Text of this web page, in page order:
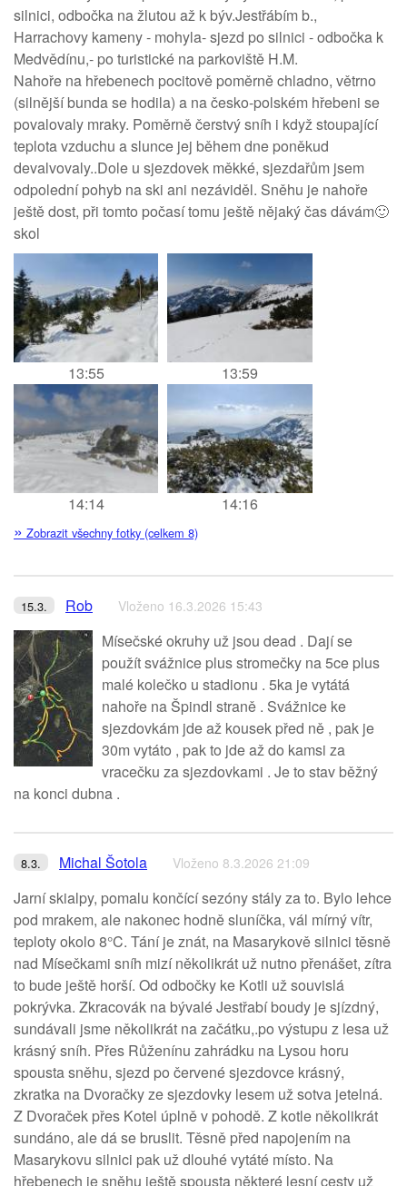
silnici, odbočka na žlutou až k býv.Jestřábím b.,
Harrachovy kameny - mohyla- sjezd po silnici - odbočka k
Medvědínu,- po turistické na parkoviště H.M.
Nahoře na hřebenech pocitově poměrně chladno, větrno
(silnější bunda se hodila) a na česko-polském hřebeni se
povalovaly mraky. Poměrně čerstvý sníh i když stoupající
teplota vzduchu a slunce jej během dne poněkud
devalvovaly..Dole u sjezdovek měkké, sjezdařům jsem
odpolední pohyb na ski ani nezáviděl. Sněhu je nahoře
ještě dost, při tomto počasí tomu ještě nějaký čas dávám🙂
skol
13:55 13:59
14:14 14:16
» Zobrazit všechny fotky (celkem 8)
15.3. Rob Vloženo 16.3.2026 15:43
Mísečské okruhy už jsou dead . Dají se
použít svážnice plus stromečky na 5ce plus
malé kolečko u stadionu . 5ka je vytátá
nahoře na Špindl straně . Svážnice ke
sjezdovkám jde až kousek před ně , pak je
30m vytáto , pak to jde až do kamsi za
vracečku za sjezdovkami . Je to stav běžný
na konci dubna .
8.3. Michal Šotola Vloženo 8.3.2026 21:09
Jarní skialpy, pomalu končící sezóny stály za to. Bylo lehce
pod mrakem, ale nakonec hodně sluníčka, vál mírný vítr,
teploty okolo 8°C. Tání je znát, na Masarykově silnici těsně
nad Mísečkami sníh mizí několikrát už nutno přenášet, zítra
to bude ještě horší. Od odbočky ke Kotli už souvislá
pokrývka. Zkracovák na bývalé Jestřabí boudy je sjízdný,
sundávali jsme několikrát na začátku,.po výstupu z lesa už
krásný sníh. Přes Růženínu zahrádku na Lysou horu
spousta sněhu, sjezd po červené sjezdovce krásný,
zkratka na Dvoračky ze sjezdovky lesem už sotva jetelná.
Z Dvoraček přes Kotel úplně v pohodě. Z kotle několikrát
sundáno, ale dá se bruslit. Těsně před napojením na
Masarykovu silnici pak už dlouhé vytáté místo. Na
hřebenech je sněhu ještě spousta některé lesní cesty už